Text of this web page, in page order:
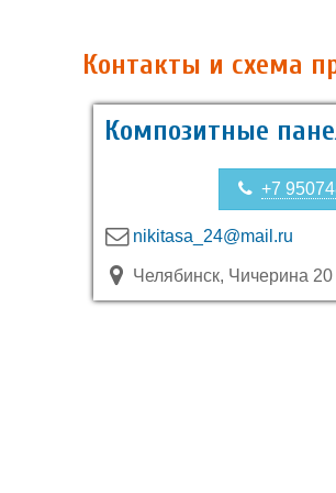
Контакты и схема
Композитные
+7
nikitasa_24@mail.ru
Челябинск, Чичерина 20